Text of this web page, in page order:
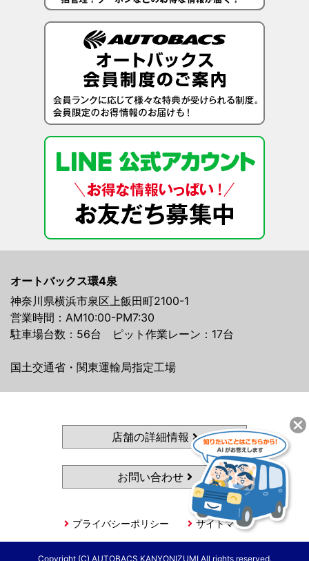
オートバックス環4泉
神奈川県横浜市泉区上飯田町2100-1
営業時間：AM10:00-PM7:30
駐車場台数：56台 ピット作業レーン：17台
国土交通省・関東運輸局指定工場
店舗の詳細情報
お問い合わせ
プライバシーポリシー サイトマップ
Copyright (C) AUTOBACS KANYONIZUMI All rights reserved.